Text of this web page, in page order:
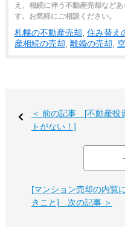
え、相続に伴う不動産売却など
す。お気軽にご相談ください。
札幌の不動産売却 住み替え
産相続の売却 離婚の売却
＜ 前の記事 [不動産投
トがない！]
[マンション売却の内覧
きこと] 次の記事 ＞